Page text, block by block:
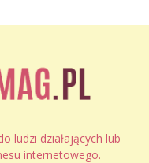
ludzi działających lub
internetowego.